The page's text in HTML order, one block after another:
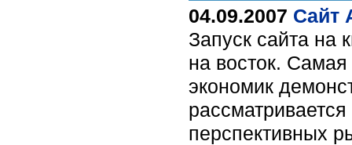
04.09.2007 Сайт
Запуск сайта на
на восток.
экономик
перспективных